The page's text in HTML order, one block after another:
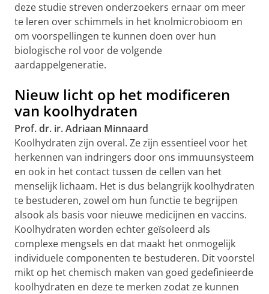
deze studie streven onderzoekers ernaar om meer
te leren over schimmels in het knolmicrobioom en
om voorspellingen te kunnen doen over hun
biologische rol voor de volgende
aardappelgeneratie.
Nieuw licht op het modificeren
van koolhydraten
Prof. dr. ir. Adriaan Minnaard
Koolhydraten zijn overal. Ze zijn essentieel voor het
herkennen van indringers door ons immuunsysteem
en ook in het contact tussen de cellen van het
menselijk lichaam. Het is dus belangrijk koolhydraten
te bestuderen, zowel om hun functie te begrijpen
alsook als basis voor nieuwe medicijnen en vaccins.
Koolhydraten worden echter geïsoleerd als
complexe mengsels en dat maakt het onmogelijk
individuele componenten te bestuderen. Dit voorstel
mikt op het chemisch maken van goed gedefinieerde
koolhydraten en deze te merken zodat ze kunnen